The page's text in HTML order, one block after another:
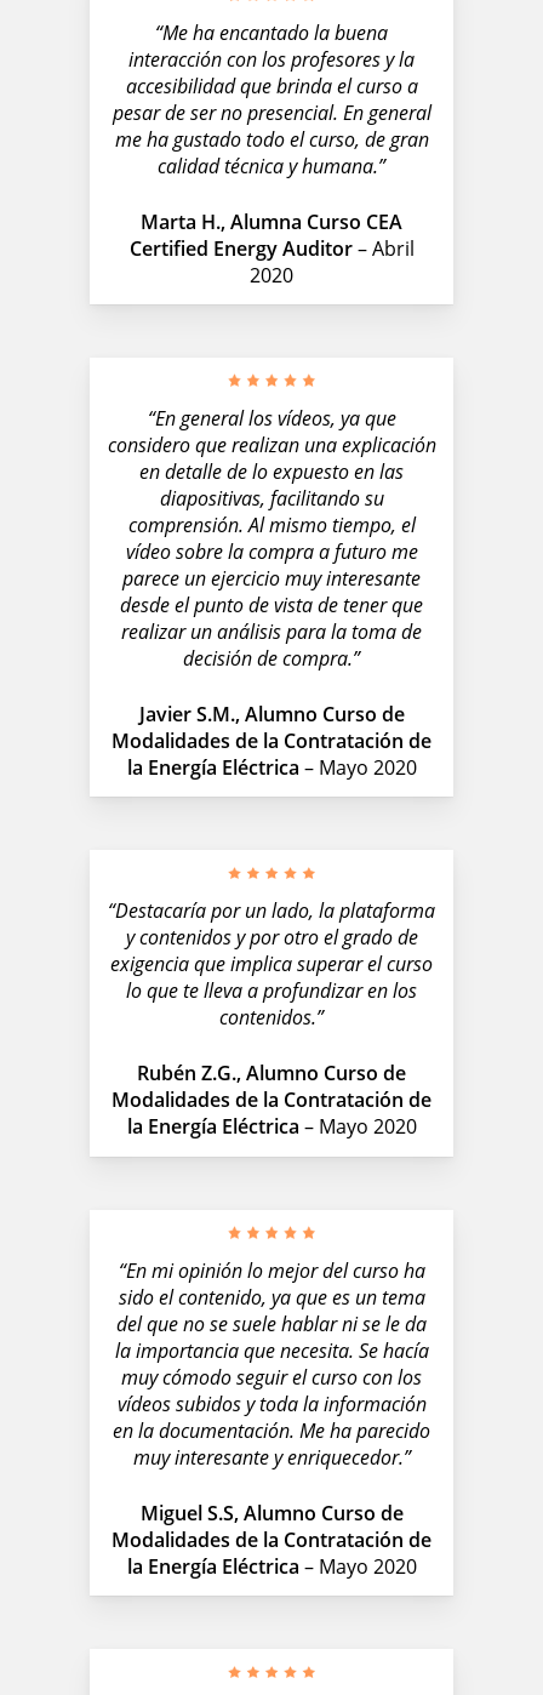
“Me ha encantado la buena
interacción con los profesores y la
accesibilidad que brinda el curso a
pesar de ser no presencial. En general
me ha gustado todo el curso, de gran
calidad técnica y humana.”
Marta H., Alumna Curso CEA
Certified Energy Auditor– Abril
2020
“En general los vídeos, ya que
considero que realizan una explicación
en detalle de lo expuesto en las
diapositivas, facilitando su
comprensión. Al mismo tiempo, el
vídeo sobre la compra a futuro me
parece un ejercicio muy interesante
desde el punto de vista de tener que
realizar un análisis para la toma de
decisión de compra.”
Javier S.M., Alumno Curso de
Modalidades de la Contratación de
la Energía Eléctrica – Mayo 2020
“Destacaría por un lado, la plataforma
y contenidos y por otro el grado de
exigencia que implica superar el curso
lo que te lleva a profundizar en los
contenidos.”
Rubén Z.G., Alumno Curso de
Modalidades de la Contratación de
la Energía Eléctrica – Mayo 2020
“En mi opinión lo mejor del curso ha
sido el contenido, ya que es un tema
del que no se suele hablar ni se le da
la importancia que necesita. Se hacía
muy cómodo seguir el curso con los
vídeos subidos y toda la información
en la documentación. Me ha parecido
muy interesante y enriquecedor.”
Miguel S.S, Alumno Curso de
Modalidades de la Contratación de
la Energía Eléctrica – Mayo 2020